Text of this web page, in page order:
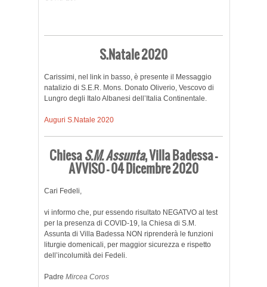
S.Natale 2020
Carissimi, nel link in basso, è presente il Messaggio
natalizio di S.E.R. Mons. Donato Oliverio, Vescovo di
Lungro degli Italo Albanesi dell’Italia Continentale.
Auguri S.Natale 2020
ChiesaS.M. Assunta, Villa Badessa –
AVVISO – 04 Dicembre 2020
Cari Fedeli,
vi informo che, pur essendo risultato NEGATVO al test
per la presenza di COVID-19, la Chiesa di S.M.
Assunta di Villa Badessa NON riprenderà le funzioni
liturgie domenicali, per maggior sicurezza e rispetto
dell’incolumità dei Fedeli.
Padre Mircea Coros